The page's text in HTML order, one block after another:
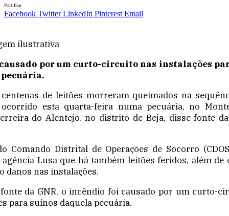
Partilhar
Facebook Twitter LinkedIn Pinterest Email
ilustrativa
por um curto-circuito nas instalações
de leitões morreram queimados na
esta quarta-feira numa pecuária, no
do Alentejo, no distrito de Beja, disse fonte
Comando Distrital de Operações de Socorro
Lusa que há também leitões feridos, além de
danos nas instalações.
da GNR, o incêndio foi causado por um curto-
para suínos daquela pecuária.